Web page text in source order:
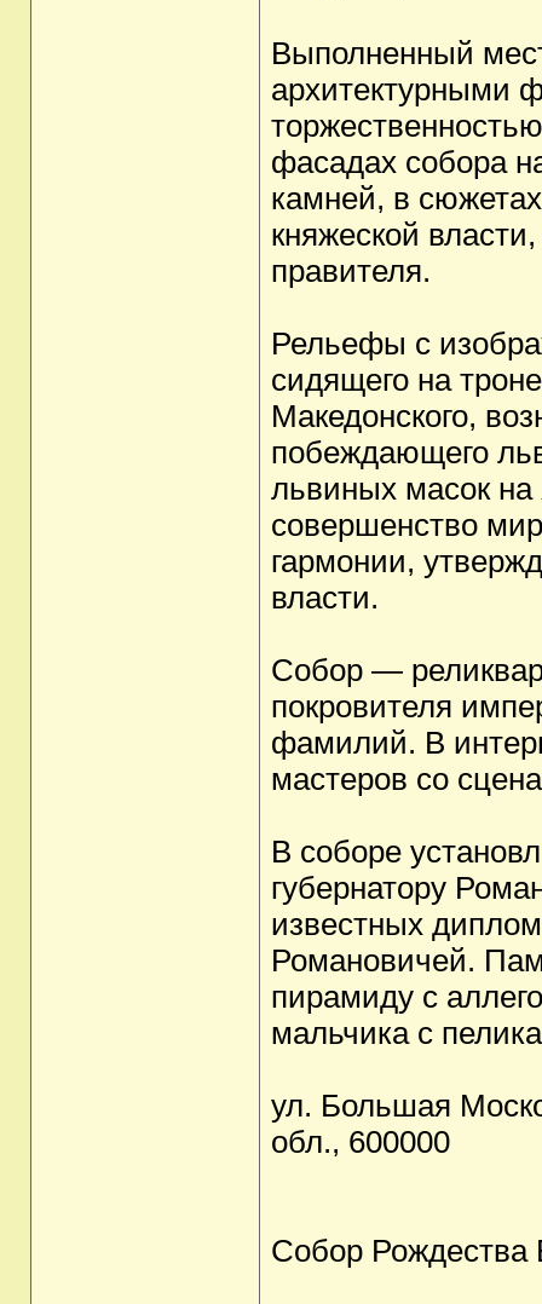
Выполненный
архитектурными
фасадах собора
камней, в
княжеской
правителя.
Рельефы с
сидящего на
Македонского,
побеждающего
львиных масок на
совершенство
гармонии,
власти.
Собор —
покровителя
фамилий. В
мастеров со
В соборе
губернатору
известных
Романовичей.
пирамиду с
мальчика с
ул. Большая
обл., 600000
Собор Рождества